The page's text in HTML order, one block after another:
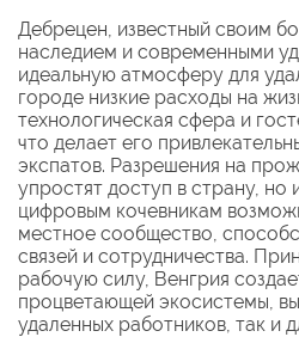
Дебрецен, известный своим
наследием и современными
идеальную атмосферу для
городе низкие расходы на
технологическая сфера и
что делает его
экспатов. Разрешения на
упростят доступ в страну, но
цифровым кочевникам
местное сообщество,
связей и сотрудничества.
рабочую силу, Венгрия
процветающей экосистемы,
удаленных работников, так и